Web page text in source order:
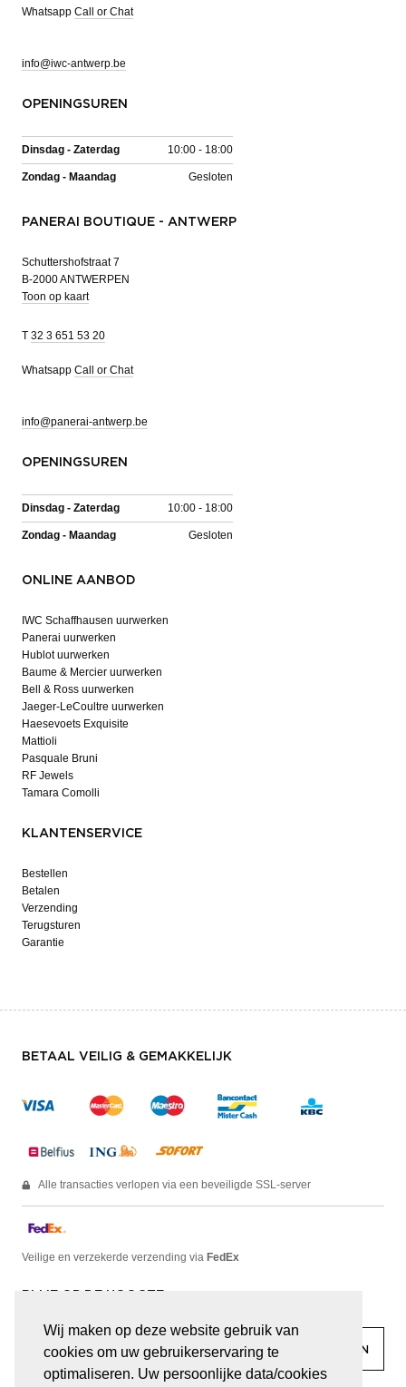
Wij maken op deze website gebruik van
cookies om uw gebruikerservaring te
optimaliseren. Uw persoonlijke data/cookies
Whatsapp Call or Chat
info@iwc-antwerp.be
OPENINGSUREN
Dinsdag - Zaterdag 10:00 - 18:00
Zondag - Maandag Gesloten
PANERAI BOUTIQUE - ANTWERP
Schuttershofstraat 7
B-2000 ANTWERPEN
Toon op kaart
T 32 3 651 53 20
Whatsapp Call or Chat
info@panerai-antwerp.be
OPENINGSUREN
Dinsdag - Zaterdag 10:00 - 18:00
Zondag - Maandag Gesloten
ONLINE AANBOD
IWC Schaffhausen uurwerken
Panerai uurwerken
Hublot uurwerken
Baume & Mercier uurwerken
Bell & Ross uurwerken
Jaeger-LeCoultre uurwerken
Haesevoets Exquisite
Mattioli
Pasquale Bruni
RF Jewels
Tamara Comolli
KLANTENSERVICE
Bestellen
Betalen
Verzending
Terugsturen
Garantie
BETAAL VEILIG & GEMAKKELIJK
Alle transacties verlopen via een beveiligde SSL-server
Veilige en verzekerde verzending via FedEx
BLIJF OP DE HOOGTE